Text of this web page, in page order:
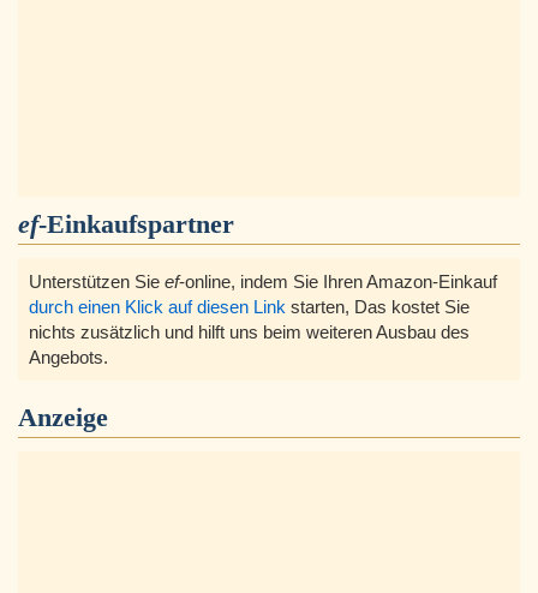
ef-Einkaufspartner
Unterstützen Sie ef-online, indem Sie Ihren Amazon-Einkauf
durch einen Klick auf diesen Link starten, Das kostet Sie
nichts zusätzlich und hilft uns beim weiteren Ausbau des
Angebots.
Anzeige